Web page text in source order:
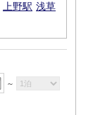
上野駅 浅草
～